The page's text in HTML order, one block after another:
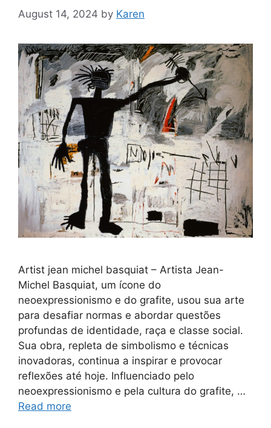
August 14, 2024 by Karen
Artist jean michel basquiat – Artista Jean-
Michel Basquiat, um ícone do
neoexpressionismo e do grafite, usou sua arte
para desafiar normas e abordar questões
profundas de identidade, raça e classe social.
Sua obra, repleta de simbolismo e técnicas
inovadoras, continua a inspirar e provocar
reflexões até hoje. Influenciado pelo
neoexpressionismo e pela cultura do grafite, …
Read more